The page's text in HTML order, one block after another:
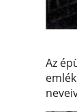
Az